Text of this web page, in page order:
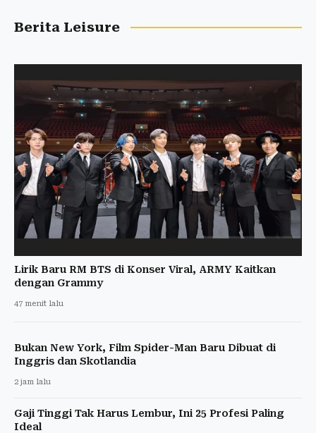
Berita Leisure
Lirik Baru RM BTS di Konser Viral, ARMY Kaitkan
dengan Grammy
47 menit lalu
Bukan New York, Film Spider-Man Baru Dibuat di
Inggris dan Skotlandia
2 jam lalu
Gaji Tinggi Tak Harus Lembur, Ini 25 Profesi Paling
Ideal